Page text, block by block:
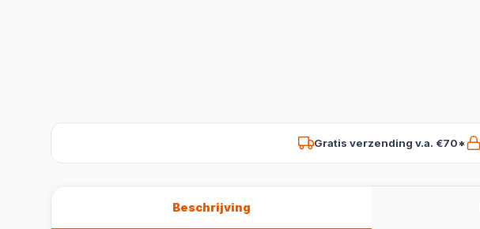
Gratis verzending v.a. €70*
Beschrijving